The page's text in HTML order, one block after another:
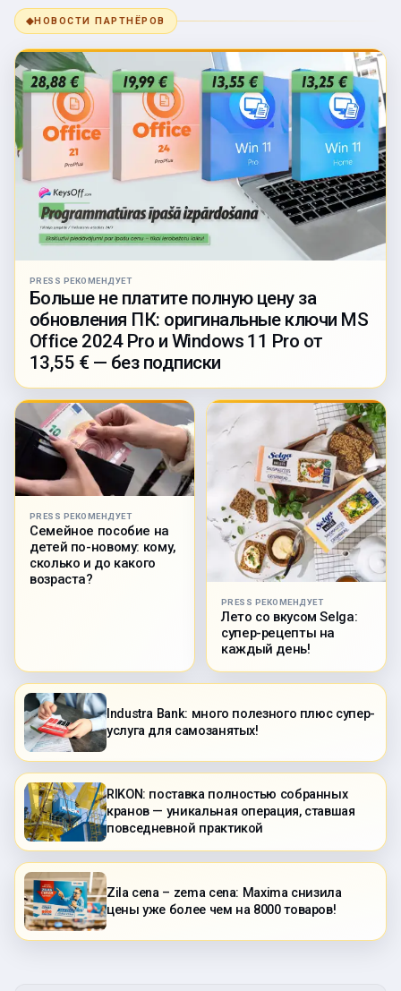
◆НОВОСТИ ПАРТНЁРОВ
PRESS РЕКОМЕНДУЕТ
Больше не платите полную цену за
обновления ПК: оригинальные ключи MS
Office 2024 Pro и Windows 11 Pro от
13,55 € — без подписки
PRESS РЕКОМЕНДУЕТ
Семейное пособие на
детей по-новому: кому,
сколько и до какого
возраста?
PRESS РЕКОМЕНДУЕТ
Лето со вкусом Selga:
супер-рецепты на
каждый день!
Industra Bank: много полезного плюс супер-
услуга для самозанятых!
RIKON: поставка полностью собранных
кранов — уникальная операция, ставшая
повседневной практикой
Zila cena – zema cena: Maxima снизила
цены уже более чем на 8000 товаров!